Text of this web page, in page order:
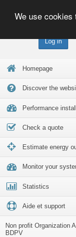
Log in
Homepage
Discover the
Performance
Check a quote
Estimate energy
Monitor your
Statistics
Aide et support
Non profit Organization
BDPV
We use cookies